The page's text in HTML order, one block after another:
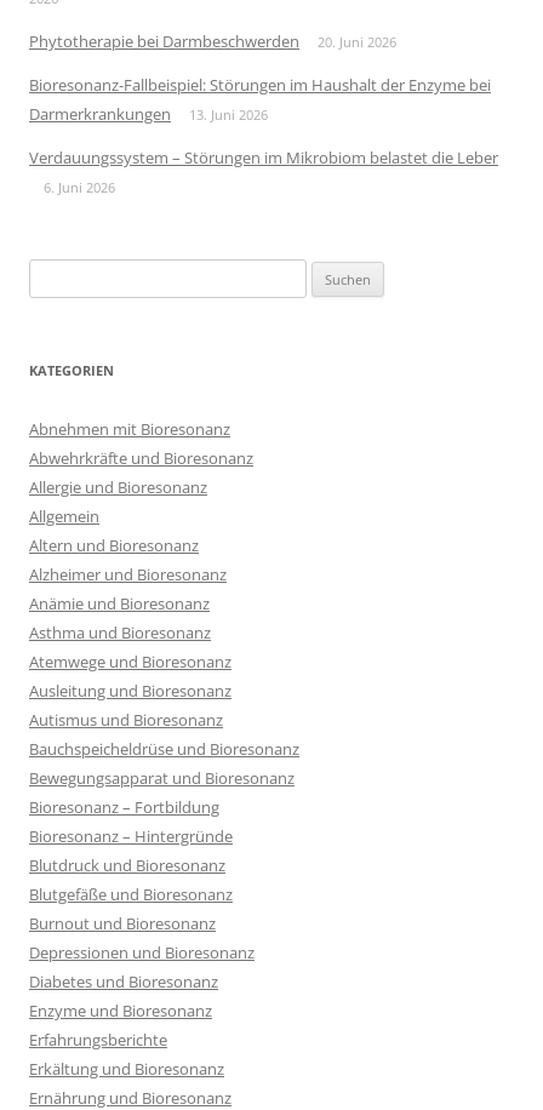
Phytotherapie bei Darmbeschwerden 20. Juni 2026
Bioresonanz-Fallbeispiel: Störungen im Haushalt der Enzyme bei
Darmerkrankungen
13. Juni 2026
Verdauungssystem – Störungen im Mikrobiom belastet die Leber
6. Juni 2026
nach:
KATEGORIEN
Abnehmen mit Bioresonanz
Abwehrkräfte und Bioresonanz
Allergie und Bioresonanz
Allgemein
Altern und Bioresonanz
Alzheimer und Bioresonanz
Anämie und Bioresonanz
Asthma und Bioresonanz
Atemwege und Bioresonanz
Ausleitung und Bioresonanz
Autismus und Bioresonanz
Bauchspeicheldrüse und Bioresonanz
Bewegungsapparat und Bioresonanz
Bioresonanz – Fortbildung
Bioresonanz – Hintergründe
Blutdruck und Bioresonanz
Blutgefäße und Bioresonanz
Burnout und Bioresonanz
Depressionen und Bioresonanz
Diabetes und Bioresonanz
Enzyme und Bioresonanz
Erfahrungsberichte
Erkältung und Bioresonanz
Ernährung und Bioresonanz